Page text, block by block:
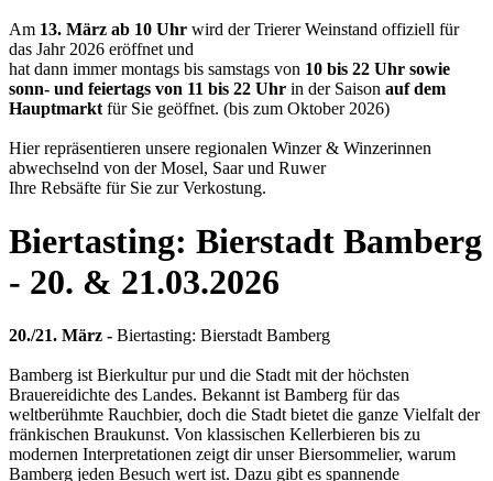
Am 13. März ab 10 Uhr wird der Trierer Weinstand offiziell für
das Jahr 2026 eröffnet und
hat dann immer montags bis samstags von 10 bis 22 Uhr sowie
sonn- und feiertags von 11 bis 22 Uhr in der Saison auf dem
Hauptmarkt für Sie geöffnet. (bis zum Oktober 2026)
Hier repräsentieren unsere regionalen Winzer & Winzerinnen
abwechselnd von der Mosel, Saar und Ruwer
Ihre Rebsäfte für Sie zur Verkostung.
Biertasting: Bierstadt Bamberg
- 20. & 21.03.2026
20./21. März - Biertasting: Bierstadt Bamberg
Bamberg ist Bierkultur pur und die Stadt mit der höchsten
Brauereidichte des Landes. Bekannt ist Bamberg für das
weltberühmte Rauchbier, doch die Stadt bietet die ganze Vielfalt der
fränkischen Braukunst. Von klassischen Kellerbieren bis zu
modernen Interpretationen zeigt dir unser Biersommelier, warum
Bamberg jeden Besuch wert ist. Dazu gibt es spannende